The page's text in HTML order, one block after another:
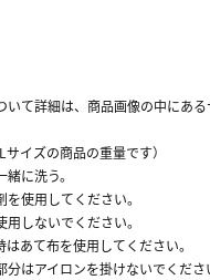
て詳細は、商品画像の中にあ
イズの商品の重量です）
に洗う。
使用してください。
しないでください。
あて布を使用してください。
はアイロンを掛けないでくださ